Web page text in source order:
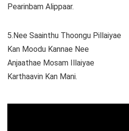
Pearinbam Alippaar.
5.Nee Saainthu Thoongu Pillaiyae
Kan Moodu Kannae Nee
Anjaathae Mosam Illaiyae
Karthaavin Kan Mani.